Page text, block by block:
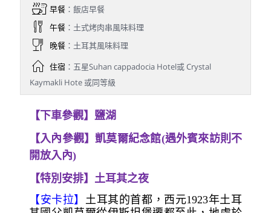
早餐：飯店早餐
午餐：土式烤肉串風味料理
晚餐：土耳其風味料理
住宿：五星Suhan cappadocia Hotel或 Crystal
Kaymakli Hote 或同等級
【下車參觀】鹽湖
【入內參觀】凱莫爾紀念館(遇外賓來訪則不
開放入內)
【特別安排】土耳其之夜
【安卡拉】
土耳其的首都，西元1923年土耳